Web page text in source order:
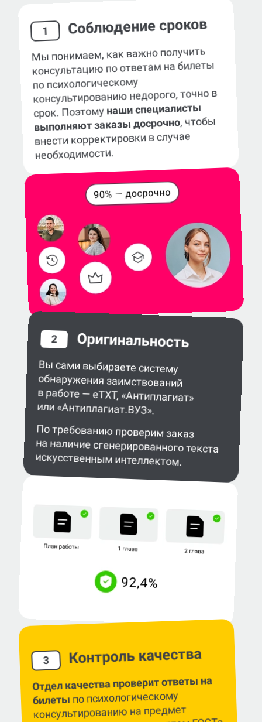
1 Соблюдение сроков
Мы понимаем, как важно получить
консультацию по ответам на билеты
по психологическому
консультированию недорого, точно в
срок. Поэтомунаши специалисты
выполняют заказы досрочно, чтобы
внести корректировки в случае
необходимости.
2 Оригинальность
Вы сами выбираете систему
обнаружения заимствований
в работе — eTXT, «Антиплагиат»
или «Антиплагиат.ВУЗ».
По требованию проверим заказ
на наличие сгенерированного текста
искусственным интеллектом.
3 Контроль качества
Отдел качества проверит ответы на
билеты по психологическому
консультированию на предмет